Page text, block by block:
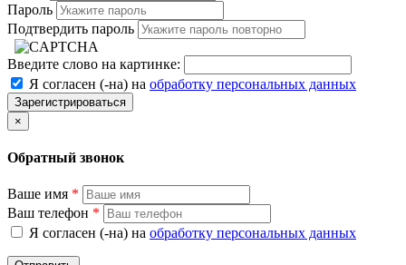
Пароль
Подтвердить пароль
Введите слово на картинке:
Я согласен (-на) на обработку персональных данных
Зарегистрироваться
×
Обратный звонок
Ваше имя *
Ваш телефон *
Я согласен (-на) на обработку персональных данных